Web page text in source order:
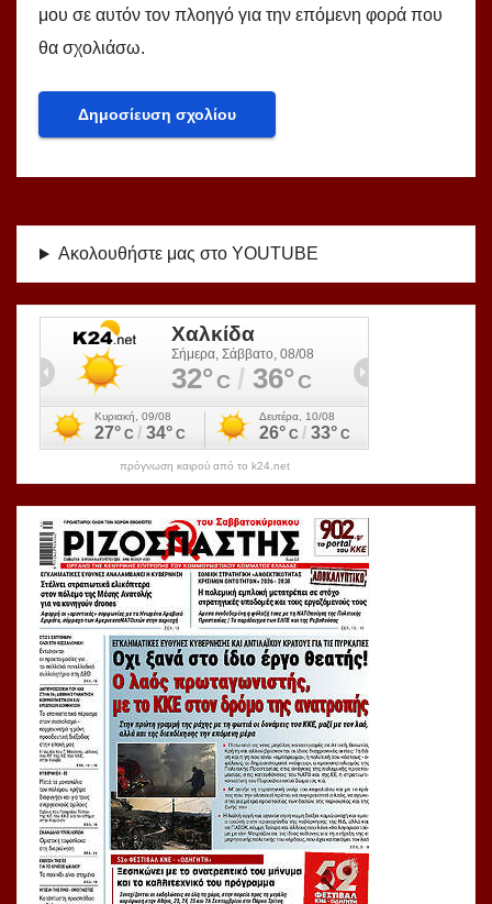
μου σε αυτόν τον πλοηγό για την επόμενη φορά που
θα σχολιάσω.
Ακολουθήστε μας στο YOUTUBE
πρόγνωση καιρού από το k24.net